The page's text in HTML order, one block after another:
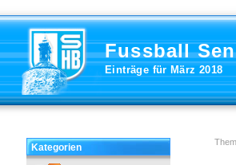
Fussball
Einträge für März 2018
Kategorien